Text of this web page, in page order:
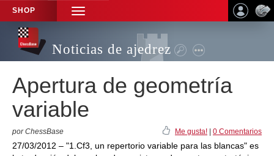
SHOP
TOGGLE
NAVIGATION
Noticias de ajedrez
Apertura de geometría
variable
por ChessBase Me gusta! 0 Comentarios
27/03/2012 – "1.Cf3, un repertorio variable para las blancas" es